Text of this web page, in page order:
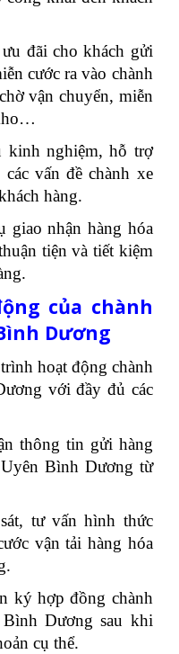
đãi cho khách gửi
cước ra vào chành
vận chuyển, miễn
kinh nghiệm, hỗ trợ
vấn đề chành xe
hàng.
giao nhận hàng hóa
tiện và tiết kiệm
của chành
Dương
hoạt động chành
với đầy đủ các
thông tin gửi hàng
Bình Dương từ
tư vấn hình thức
vận tải hàng hóa
ký hợp đồng chành
Dương sau khi
cụ thể.